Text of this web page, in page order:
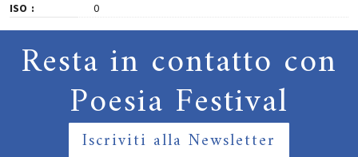
ISO
0
Resta in contatto con
Poesia Festival
Iscriviti alla Newsletter